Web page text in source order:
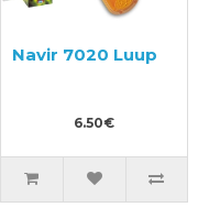
Navir 7020 Luup
6.50€